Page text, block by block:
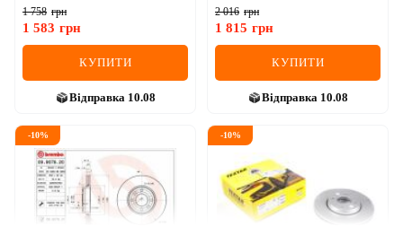
1 758 грн
1 583 грн
КУПИТИ
Відправка 10.08
2 016 грн
1 815 грн
КУПИТИ
Відправка 10.08
-10% -10%